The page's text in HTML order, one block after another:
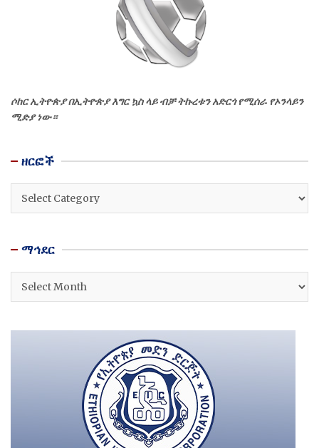
ሶከር ኢትዮጵያ በኢትዮጵያ እግር ኳስ ላይ ብቻ ትኩረቱን አድርጎ የሚሰራ የኦንላይን
ሚድያ ነው።
ዘርፎች
ዘርፎች
ማኅደር
ማኅደር